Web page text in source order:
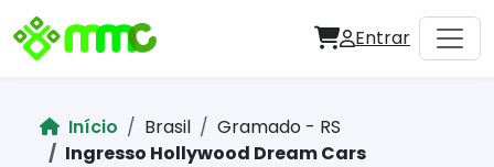
Entrar
Início Brasil
Gramado - RS
Ingresso Hollywood Dream Cars